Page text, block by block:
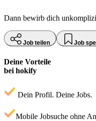
Dann bewirb dich
Job teilen Job
Deine Vorteile
bei hokify
Dein Profil. Deine Jobs.
Mobile Jobsuche ohne